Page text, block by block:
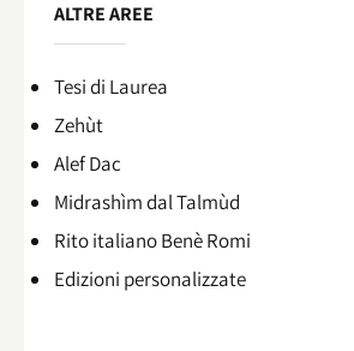
ALTRE AREE
Tesi di Laurea
Zehùt
Alef Dac
Midrashìm dal Talmùd
Rito italiano Benè Romi​
Edizioni personalizzate